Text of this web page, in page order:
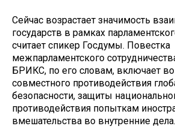
Сейчас возрастает значимость
государств в рамках
считает спикер Госдумы. Повестка
межпарламентского
БРИКС, по его словам, включает
совместного противодействия
безопасности, защиты
противодействия попыткам
вмешательства во внутренние дела.